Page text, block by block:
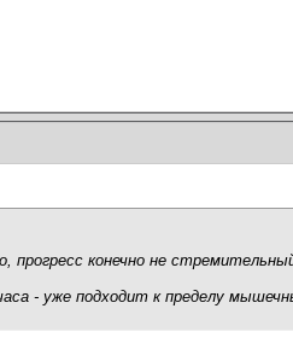
прогресс конечно не
- уже подходит к пределу